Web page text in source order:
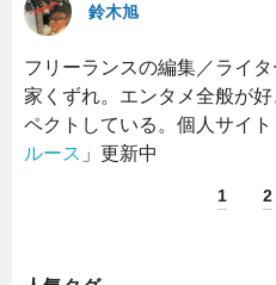
鈴木旭
フリーランスの編集／ライ
家くずれ。エンタメ全般が
ペクトしている。個人サイト
ルース 」更新中
1 2